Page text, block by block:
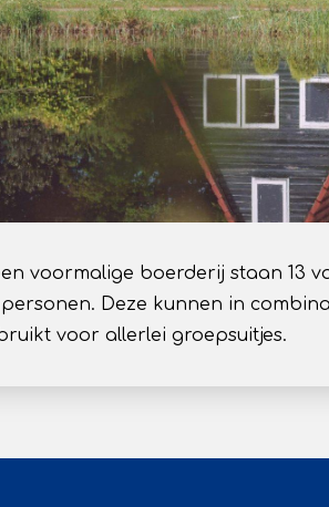
voormalige boerderij staan 13
Deze kunnen in
voor allerlei groepsuitjes.